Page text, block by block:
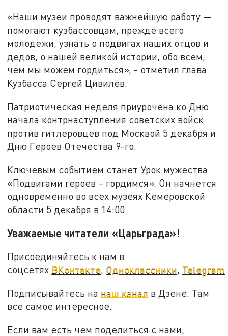
«Наши музеи проводят важнейшую работу —
помогают кузбассовцам, прежде всего
молодежи, узнать о подвигах наших отцов и
дедов, о нашей великой истории, обо всем,
чем мы можем гордиться», - отметил глава
Кузбасса Сергей Цивилёв.
Патриотическая неделя приурочена ко Дню
начала контрнаступления советских войск
против гитлеровцев под Москвой 5 декабря и
Дню Героев Отечества 9-го.
Ключевым событием станет Урок мужества
«Подвигами героев – гордимся». Он начнется
одновременно во всех музеях Кемеровской
области 5 декабря в 14:00.
Уважаемые читатели «Царьграда»!
Присоединяйтесь к нам в
соцсетях ВКонтакте, Одноклассники, Telegram.
Подписывайтесь на наш канал в Дзене. Там
все самое интересное.
Если вам есть чем поделиться с нами,